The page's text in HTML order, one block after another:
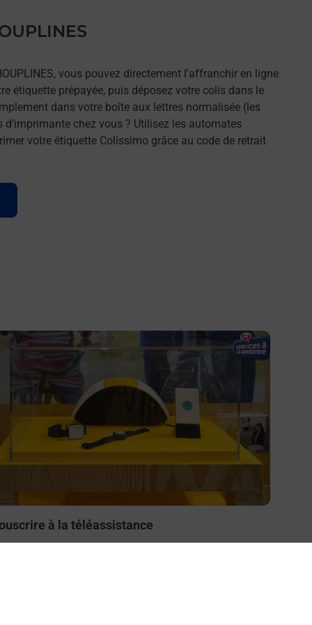
vous pouvez directement l'affranchir en ligne
étiquette prépayée, puis déposez votre colis dans le
dans votre boîte aux lettres normalisée (les
d'imprimante chez vous ? Utilisez les automates
votre étiquette Colissimo grâce au code de retrait
savoir plus
à la téléassistance